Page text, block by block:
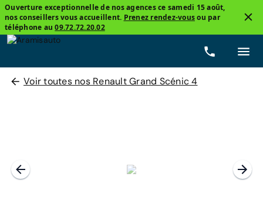
Ouverture exceptionnelle de nos agences ce samedi 15 août,
nos conseillers vous accueillent. Prenez rendez-vousou par
téléphone au09.72.72.20.02
Voir toutes nos Renault Grand Scénic 4